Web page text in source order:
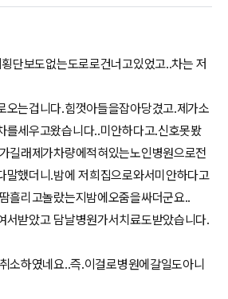
단보도없는도로로건너고있었고..차는 저
오는겁니다.힘껏아들을잡아당겼고.제가소
를세우고왔습니다..미안하다고.신호못봤
길래제가차량에적혀있는노인병원으로전
말했더니.밤에 저희집으로와서미안하다고
흘리고놀랐는지밤에오줌을싸더군요..
서받았고 담날병원가서치료도받았습니다.
소하였네요..즉.이걸로병원에갈일도아니